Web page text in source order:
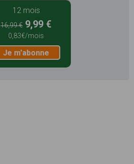
12 mois
16,99 € 9,99 €
0,83€/mois
Je m'abonne